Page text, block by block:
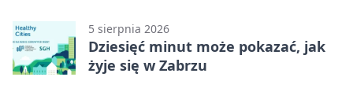
5 sierpnia 2026
Dziesięć minut może pokazać, jak
żyje się w Zabrzu